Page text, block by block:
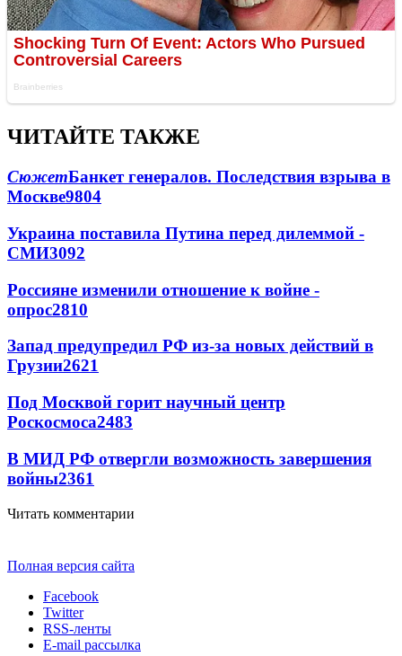
ЧИТАЙТЕ ТАКЖЕ
СюжетБанкет генералов. Последствия взрыва в
Москве9804
Украина поставила Путина перед дилеммой -
СМИ3092
Россияне изменили отношение к войне -
опрос2810
Запад предупредил РФ из-за новых действий в
Грузии2621
Под Москвой горит научный центр
Роскосмоса2483
В МИД РФ отвергли возможность завершения
войны2361
Читать комментарии
Полная версия сайта
Facebook
Twitter
RSS-ленты
E-mail рассылка